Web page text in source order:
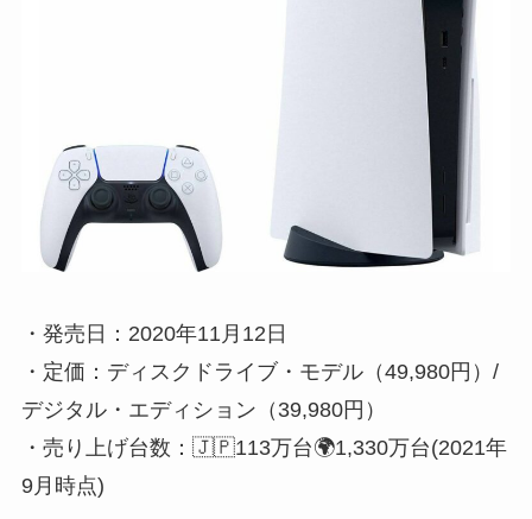
・発売日：2020年11月12日
・定価：ディスクドライブ・モデル（49,980円）/
デジタル・エディション（39,980円）
・売り上げ台数：🇯🇵113万台🌍1,330万台(2021年
9月時点)